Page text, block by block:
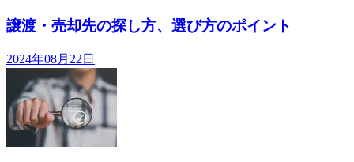
譲渡・売却先の探し方、選び方のポイント
2024年08月22日